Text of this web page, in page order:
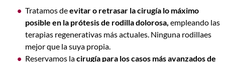
Tratamos deevitar o retrasar la cirugía lo máximo
posible en la prótesis de rodilla dolorosa, empleando las
terapias regenerativas más actuales. Ninguna rodillaes
mejor que la suya propia.
Reservamos lacirugía para los casos más avanzados de